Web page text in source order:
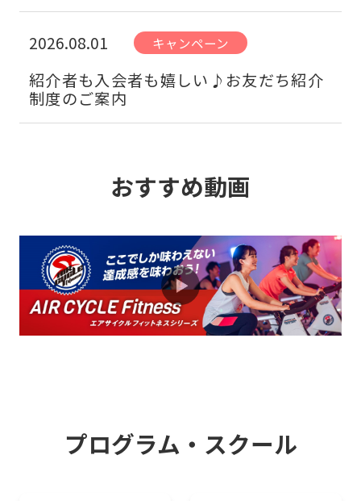
2026.08.01 キャンペーン
紹介者も入会者も嬉しい♪お友だち紹介
制度のご案内
美しさのその先へ！まずはワンコインで
2026.08.01 お知らせ
ピラティス・ヨガで“しなやかボディメイ
ク”はじめよう
おすすめ動画
プログラム・スクール